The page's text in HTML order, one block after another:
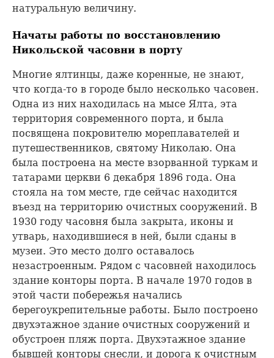
натуральную величину.
Начаты работы по восстановлению
Никольской часовни в порту
Многие ялтинцы, даже коренные, не знают,
что когда-то в городе было несколько часовен.
Одна из них находилась на мысе Ялта, эта
территория современного порта, и была
посвящена покровителю мореплавателей и
путешественников, святому Николаю. Она
была построена на месте взорванной туркам и
татарами церкви 6 декабря 1896 года. Она
стояла на том месте, где сейчас находится
въезд на территорию очистных сооружений. В
1930 году часовня была закрыта, иконы и
утварь, находившиеся в ней, были сданы в
музеи. Это место долго оставалось
незастроенным. Рядом с часовней находилось
здание конторы порта. В начале 1970 годов в
этой части побережья начались
берегоукрепительные работы. Было построено
двухэтажное здание очистных сооружений и
обустроен пляж порта. Двухэтажное здание
бывшей конторы снесли, и дорога к очистным